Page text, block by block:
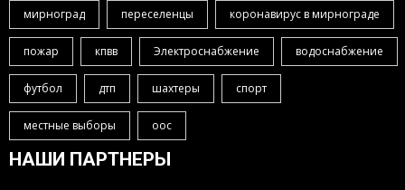
мирноград переселенцы коронавирус в мирнограде
пожар кпвв Электроснабжение водоснабжение
футбол дтп шахтеры спорт
местные выборы оос
НАШИ ПАРТНЕРЫ